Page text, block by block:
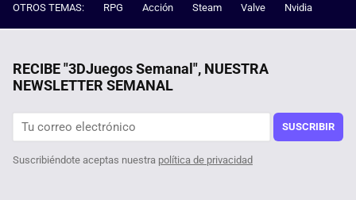
OTROS TEMAS: RPG Acción Steam Valve Nvidia
RECIBE "3DJuegos Semanal", NUESTRA
NEWSLETTER SEMANAL
SUSCRIBIR
Suscribiéndote aceptas nuestra política de privacidad